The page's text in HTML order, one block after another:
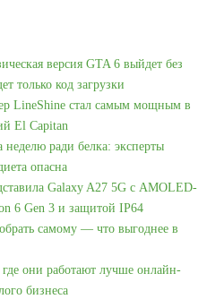
версия GTA 6 выйдет без
только код загрузки
LineShine стал самым мощным в
El Capitan
ради белка: эксперты
опасна
Galaxy A27 5G с AMOLED-
6 Gen 3 и защитой IP64
самому — что выгоднее в
они работают лучше онлайн-
бизнеса